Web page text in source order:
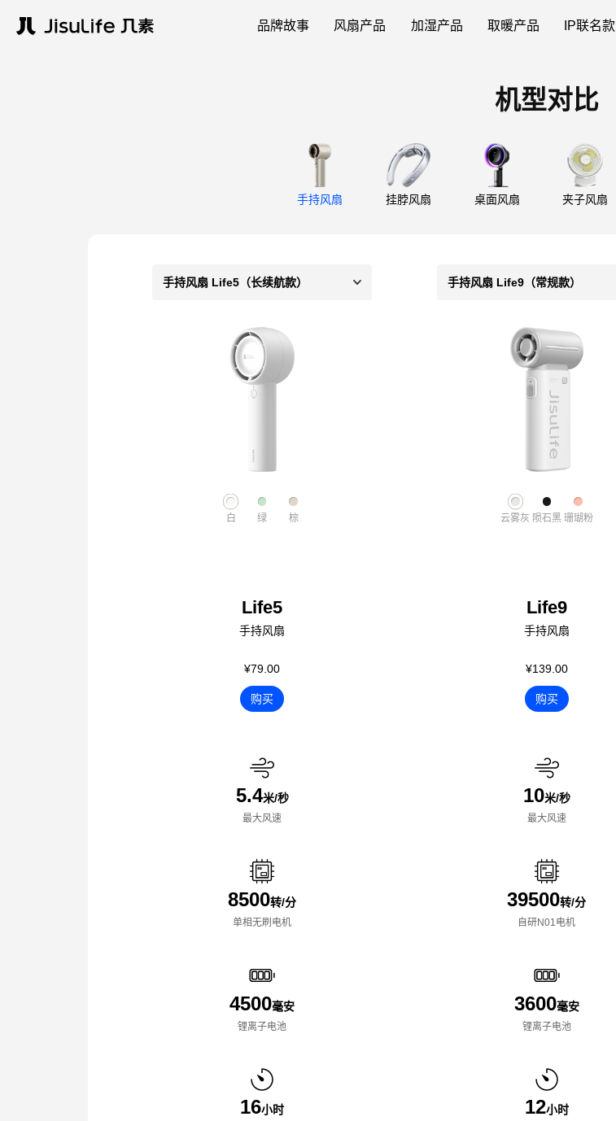
品牌故事 风扇产品 加湿产品 取暖产品 IP联名款
机型对比
手持风扇 挂脖风扇 桌面风扇 夹子风扇
手持风扇 Life5（长续航款）
白 绿 棕
Life5
手持风扇
¥79.00
购买
5.4米/秒
最大风速
8500转/分
单相无刷电机
4500毫安
锂离子电池
16小时
手持风扇 Life9（常规款）
云雾灰 陨石黑 珊瑚粉
Life9
手持风扇
¥139.00
购买
10米/秒
最大风速
39500转/分
自研N01电机
3600毫安
锂离子电池
12小时